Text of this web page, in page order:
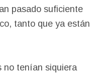
pasado suficiente
tanto que ya están
no tenían siquiera